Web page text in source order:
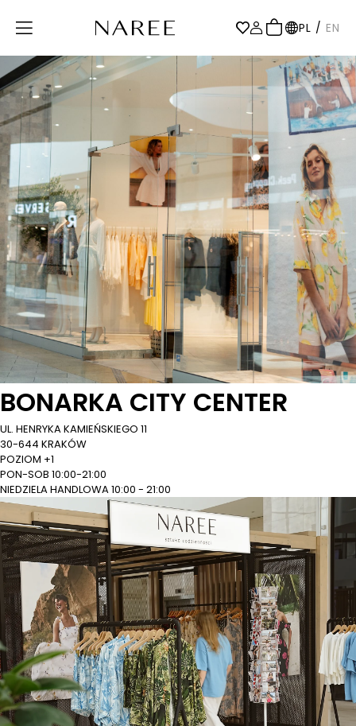
PL /EN
BONARKA CITY CENTER
UL. HENRYKA KAMIEŃSKIEGO 11
30-644 KRAKÓW
POZIOM +1
PON-SOB 10:00-21:00
NIEDZIELA HANDLOWA 10:00 - 21:00